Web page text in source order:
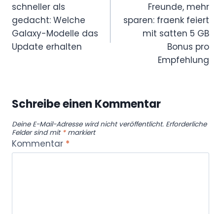
schneller als
gedacht: Welche
Galaxy-Modelle das
Update erhalten
Freunde, mehr
sparen: fraenk feiert
mit satten 5 GB
Bonus pro
Empfehlung
Schreibe einen Kommentar
Deine E-Mail-Adresse wird nicht veröffentlicht. Erforderliche
Felder sind mit *markiert
Kommentar *